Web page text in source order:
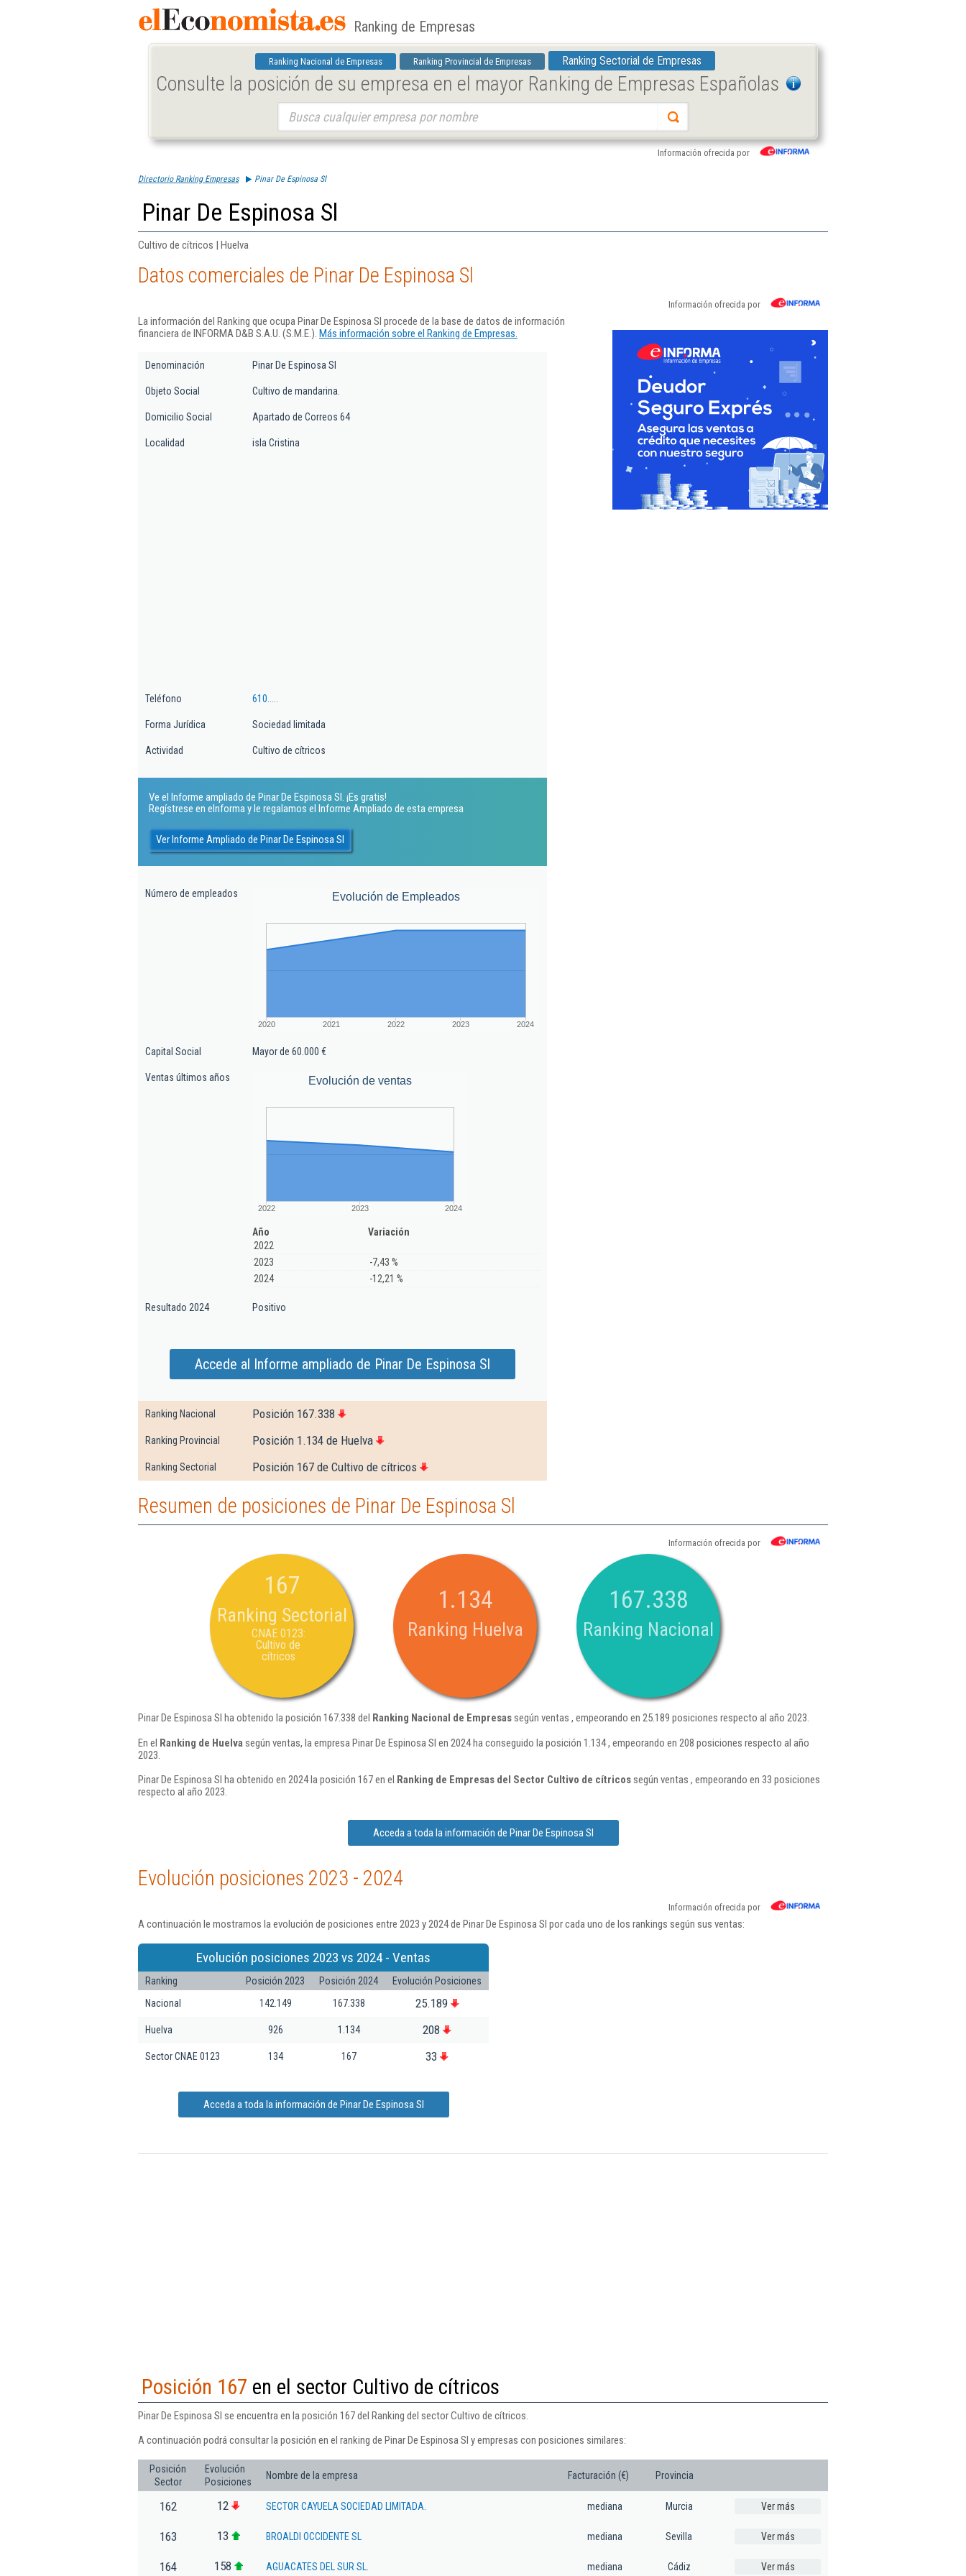
Ranking de Empresas
Ranking Nacional de Empresas Ranking Provincial de Empresas Ranking Sectorial de Empresas
Consulte la posición de su empresa en el mayor Ranking de Empresas Españolas
Información ofrecida por
Directorio Ranking Empresas Pinar De Espinosa Sl
Pinar De Espinosa Sl
Cultivo de cítricos | Huelva
Datos comerciales de Pinar De Espinosa Sl
Información ofrecida por
La información del Ranking que ocupa Pinar De Espinosa Sl procede de la base de datos de información
financiera de INFORMA D&B S.A.U. (S.M.E.). Más información sobre el Ranking de Empresas.
Denominación Pinar De Espinosa Sl
Objeto Social Cultivo de mandarina.
Domicilio Social Apartado de Correos 64
Localidad isla Cristina
Teléfono 610.....
Forma Jurídica Sociedad limitada
Actividad Cultivo de cítricos
Ve el Informe ampliado de Pinar De Espinosa Sl. ¡Es gratis!
Regístrese en eInforma y le regalamos el Informe Ampliado de esta empresa
Ver Informe Ampliado de Pinar De Espinosa Sl
Número de empleados Evolución de Empleados
2020 2021 2022 2023 2024
Capital Social Mayor de 60.000 €
Ventas últimos años Evolución de ventas
2022 2023 2024
Año
Variación
2022
2023
-7,43 %
2024
-12,21 %
Resultado 2024 Positivo
Accede al Informe ampliado de Pinar De Espinosa Sl
Ranking Nacional Posición 167.338
Ranking Provincial Posición 1.134 de Huelva
Ranking Sectorial Posición 167 de Cultivo de cítricos
Resumen de posiciones de Pinar De Espinosa Sl
Información ofrecida por
167
Ranking Sectorial
CNAE 0123:
Cultivo de
cítricos
1.134
Ranking Huelva
167.338
Ranking Nacional
Pinar De Espinosa Sl ha obtenido la posición 167.338 del Ranking Nacional de Empresassegún ventas , empeorando en 25.189 posiciones respecto al año 2023.
En el Ranking de Huelva según ventas, la empresa Pinar De Espinosa Sl en 2024 ha conseguido la posición 1.134 , empeorando en 208 posiciones respecto al año
2023.
Pinar De Espinosa Sl ha obtenido en 2024 la posición 167 en el Ranking de Empresas del Sector Cultivo de cítricossegún ventas , empeorando en 33 posiciones
respecto al año 2023.
Acceda a toda la información de Pinar De Espinosa Sl
Evolución posiciones 2023 - 2024
Información ofrecida por
A continuación le mostramos la evolución de posiciones entre 2023 y 2024 de Pinar De Espinosa Sl por cada uno de los rankings según sus ventas:
Evolución posiciones 2023 vs 2024 - Ventas
Ranking Posición 2023 Posición 2024
Evolución Posiciones
Nacional
142.149 167.338 25.189
Huelva 926 1.134 208
Sector CNAE 0123 134 167 33
Acceda a toda la información de Pinar De Espinosa Sl
Posición 167 en el sector Cultivo de cítricos
Pinar De Espinosa Sl se encuentra en la posición 167 del Ranking del sector Cultivo de cítricos.
A continuación podrá consultar la posición en el ranking de Pinar De Espinosa Sl y empresas con posiciones similares:
Posición
Sector
Evolución
Posiciones
Nombre de la empresa Facturación (€) Provincia
162 12 SECTOR CAYUELA SOCIEDAD LIMITADA. mediana Murcia Ver más
163 13 BROALDI OCCIDENTE SL mediana Sevilla Ver más
164 158 AGUACATES DEL SUR SL. mediana Cádiz Ver más